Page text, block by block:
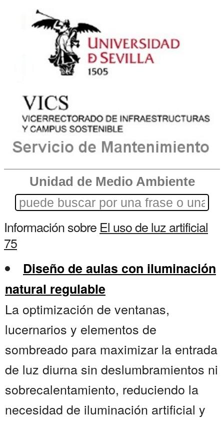
Unidad de Medio Ambiente
Información sobre El uso de luz artificial
75
Diseño de aulas con iluminación
natural regulable
La optimización de ventanas,
lucernarios y elementos de
sombreado para maximizar la entrada
de luz diurna sin deslumbramientos ni
sobrecalentamiento, reduciendo la
necesidad de iluminación artificial y